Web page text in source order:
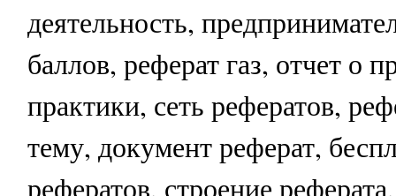
деятельность,
баллов, реферат газ, отчет о
практики, сеть рефератов,
тему, документ реферат,
рефератов, строение